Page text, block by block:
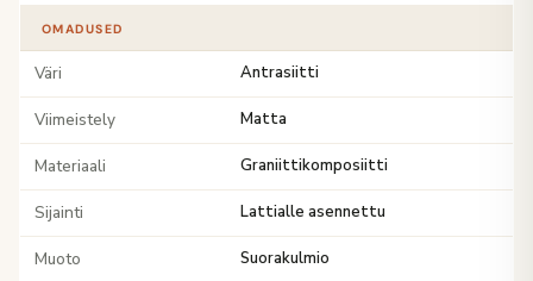
OMADUSED
Väri Antrasiitti
Viimeistely Matta
Materiaali Graniittikomposiitti
Sijainti Lattialle asennettu
Muoto Suorakulmio